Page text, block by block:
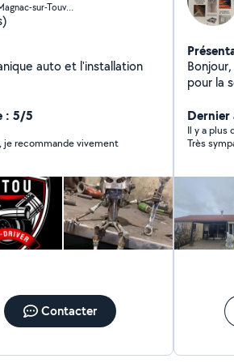
Magnac-sur-Touvre (Magnac-sur-Touvre)
auto et l'installation
: 5/5
je recommande vivement
Contacter
Bonjour, Je m'appelle Alexandre et je suis commercial
pour la
type de
Dernier
Il y a plus
Très